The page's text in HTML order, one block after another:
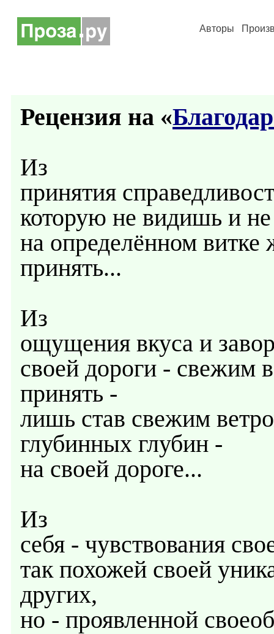
Авторы
Рецензия на «
Из
принятия
которую не видишь и
на определённом
принять...
Из
ощущения вкуса и
своей дороги - свежим
принять -
лишь став свежим
глубинных глубин -
на своей дороге...
Из
себя - чувствования
так похожей своей
других,
но - проявленной